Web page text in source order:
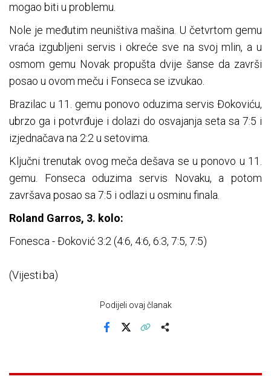
mogao biti u problemu.
Nole je međutim neuništiva mašina. U četvrtom gemu
vraća izgubljeni servis i okreće sve na svoj mlin, a u
osmom gemu Novak propušta dvije šanse da završi
posao u ovom meču i Fonseca se izvukao.
Brazilac u 11. gemu ponovo oduzima servis Đokoviću,
ubrzo ga i potvrđuje i dolazi do osvajanja seta sa 7:5 i
izjednačava na 2:2 u setovima.
Ključni trenutak ovog meča dešava se u ponovo u 11.
gemu. Fonseca oduzima servis Novaku, a potom
završava posao sa 7:5 i odlazi u osminu finala.
Roland Garros, 3. kolo:
Fonesca - Đoković 3:2 (4:6, 4:6, 6:3, 7:5, 7:5)
(Vijesti.ba)
Podijeli ovaj članak